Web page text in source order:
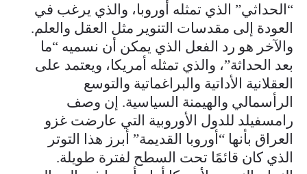
“الحداثي” الذي تمثله أوروبا، والذي يرغب في
العودة إلى مقدسات التنوير مثل العقل والعلم.
والآخر هو رد الفعل الذي يمكن أن نسميه “ما
بعد الحداثة”، والذي تمثله أمريكا، ويعتمد على
العقلانية الأداتية والبراغماتية والتوسع
الرأسمالي والهيمنة السياسية. إن وصف
رامسفيلد للدول الأوروبية التي عارضت غزو
العراق بأنها “أوروبا القديمة” أبرز هذا التوتر
الذي كان قائمًا تحت السطح لفترة طويلة.